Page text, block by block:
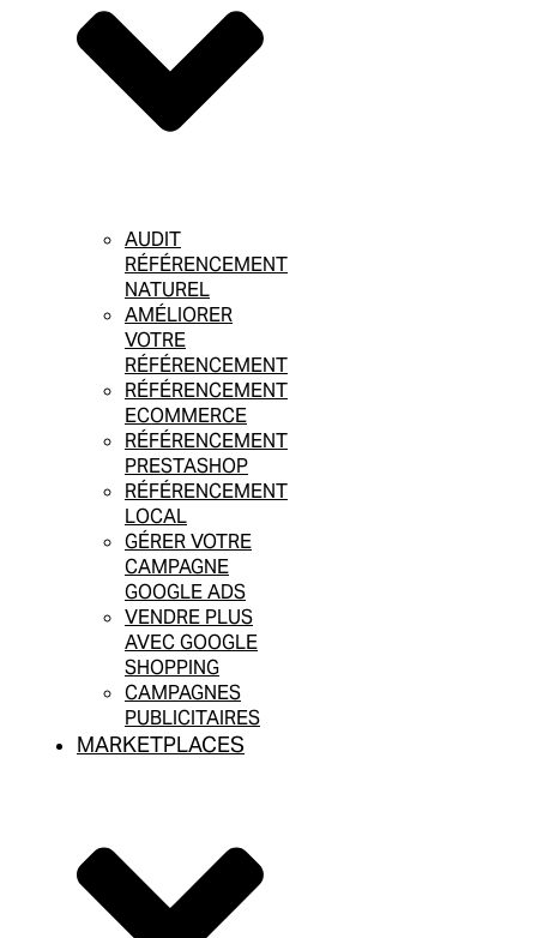
AUDIT
RÉFÉRENCEMENT
NATUREL
AMÉLIORER
VOTRE
RÉFÉRENCEMENT
RÉFÉRENCEMENT
ECOMMERCE
RÉFÉRENCEMENT
PRESTASHOP
RÉFÉRENCEMENT
LOCAL
GÉRER VOTRE
CAMPAGNE
GOOGLE ADS
VENDRE PLUS
AVEC GOOGLE
SHOPPING
CAMPAGNES
PUBLICITAIRES
MARKETPLACES